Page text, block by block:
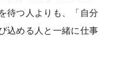
待つ人よりも、「自分
込める人と一緒に仕事